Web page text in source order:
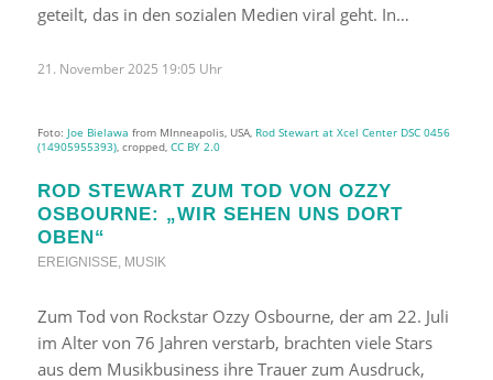
geteilt, das in den sozialen Medien viral geht. In…
21. November 2025 19:05 Uhr
Foto: Joe Bielawa from MInneapolis, USA, Rod Stewart at Xcel Center DSC 0456
(14905955393), cropped, CC BY 2.0
ROD STEWART ZUM TOD VON OZZY
OSBOURNE: „WIR SEHEN UNS DORT
OBEN“
EREIGNISSE, MUSIK
Zum Tod von Rockstar Ozzy Osbourne, der am 22. Juli
im Alter von 76 Jahren verstarb, brachten viele Stars
aus dem Musikbusiness ihre Trauer zum Ausdruck,